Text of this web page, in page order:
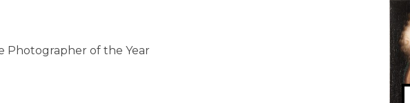
Photographer of the Year